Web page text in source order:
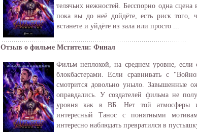
телячьих нежностей. Бесспорно одна
пока вы до неё дойдёте, есть риск того,
встанете и уйдёте из зала или просто ...
Отзыв о фильме Мстители: Финал
Фильм неплохой, на среднем уровне, если
блокбастерами. Если сравнивать с
смотрится довольно уныло. Завышенные
оправдались. У создателей фильма не
уровня как в ВБ. Нет той
интересный Танос с понятными
интересно наблюдать превратился в